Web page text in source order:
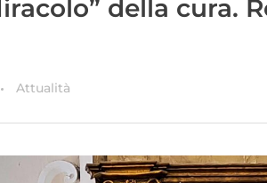
della cura.
Attualità